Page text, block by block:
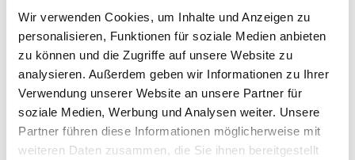
Wir verwenden Cookies, um Inhalte und Anzeigen zu
personalisieren, Funktionen für soziale Medien anbieten
zu können und die Zugriffe auf unsere Website zu
analysieren. Außerdem geben wir Informationen zu Ihrer
Verwendung unserer Website an unsere Partner für
soziale Medien, Werbung und Analysen weiter. Unsere
Partner führen diese Informationen möglicherweise mit
weiteren Daten zusammen, die Sie ihnen bereitgestellt